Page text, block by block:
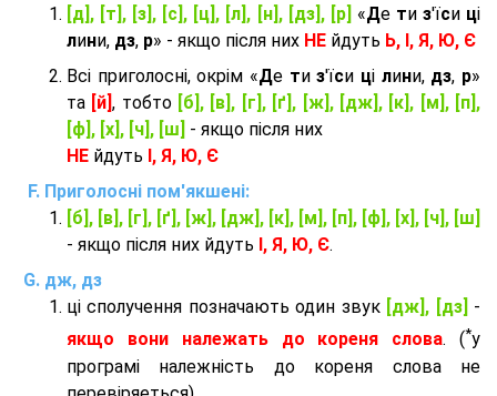
[д], [т], [з], [с], [ц], [л], [н], [дз], [р] «Де ти з'їси ці
лини, дз, р» - якщо після них НЕ йдуть Ь, І, Я, Ю, Є
Всі приголосні, окрім «Де тиз'їси ці лини, дз, р»
та [й], тобто [б], [в], [г], [ґ], [ж], [дж], [к], [м], [п],
[ф], [х], [ч], [ш] - якщо після них
НЕ йдуть І, Я, Ю, Є
Приголосні пом'якшені:
[б], [в], [г], [ґ], [ж], [дж], [к], [м], [п], [ф], [х], [ч], [ш]
- якщо після них йдуть І, Я, Ю, Є.
дж, дз
ці сполучення позначають один звук [дж], [дз] -
якщо вони належать до кореня слова. (*у
програмі належність до кореня слова не